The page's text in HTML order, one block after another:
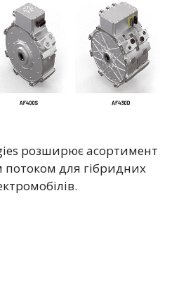
розширює асортимент
потоком для гібридних